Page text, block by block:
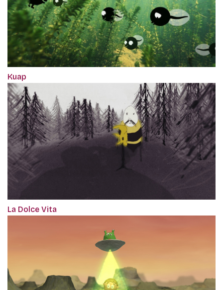
Kuap
La Dolce Vita